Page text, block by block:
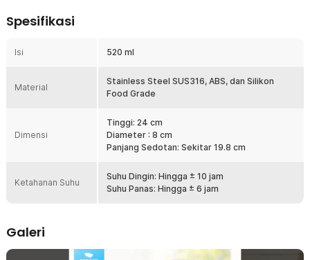
dengan permukaan tanpa pori sehingga tidak menyerap bau.
Tak ada lagi ampas minuman yang mengganggu. Botol minum ini
buah. Kini Anda dapat menikmati teh dan minuman lainnya tanpa
ampas.
Dilengkapi sedotan, kini Anda bisa memilih car aminum sesuai
selera. Gunakan sedotan yang praktis atau langsung dari nozzle
untuk hilangkan haus lebih cepat.
Hadir dengan teknologi insulasi, botol minum ini jaga suhu minuman
agar tetap stabil. Lapisan khusus cegah suhu panas atau dingin dari
Kelengkapan Produk
Spesifikasi
Isi 520 ml
Material
Stainless Steel SUS316, ABS, dan Silikon
Food Grade
Dimensi
Tinggi: 24 cm
Diameter : 8 cm
Panjang Sedotan: Sekitar 19.8 cm
Ketahanan Suhu
Suhu Dingin: Hingga ± 10 jam
Suhu Panas: Hingga ± 6 jam
Galeri